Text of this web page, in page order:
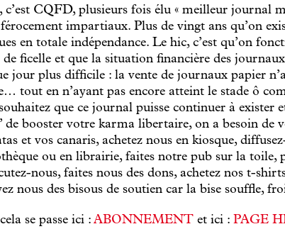
c’est CQFD, plusieurs fois élu « meilleur journal
impartiaux. Plus de vingt ans qu’on
en totale indépendance. Le hic, c’est qu’on
de ficelle et que la situation financière des
jour plus difficile : la vente de journaux papier
tout en n’ayant pas encore atteint le stade ô
que ce journal puisse continuer à exister
de booster votre karma libertaire, on a besoin de
et vos canaris, achetez nous en kiosque,
ou en librairie, faites notre pub sur la toile,
nous, faites nous des dons, achetez nos t-
nous des bisous de soutien car la bise souffle,
se passe ici : ABONNEMENT et ici : PAGE